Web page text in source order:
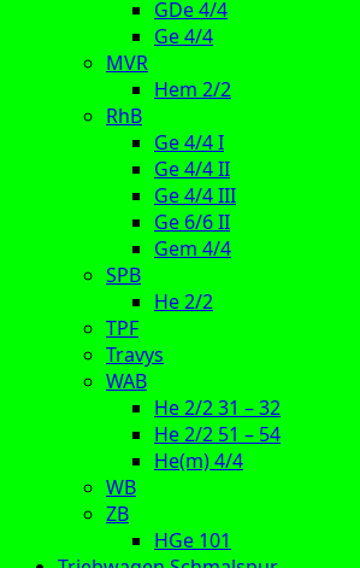
GDe 4/4
Ge 4/4
MVR
Hem 2/2
RhB
Ge 4/4 I
Ge 4/4 II
Ge 4/4 III
Ge 6/6 II
Gem 4/4
SPB
He 2/2
TPF
Travys
WAB
He 2/2 31 – 32
He 2/2 51 – 54
He(m) 4/4
WB
ZB
HGe 101